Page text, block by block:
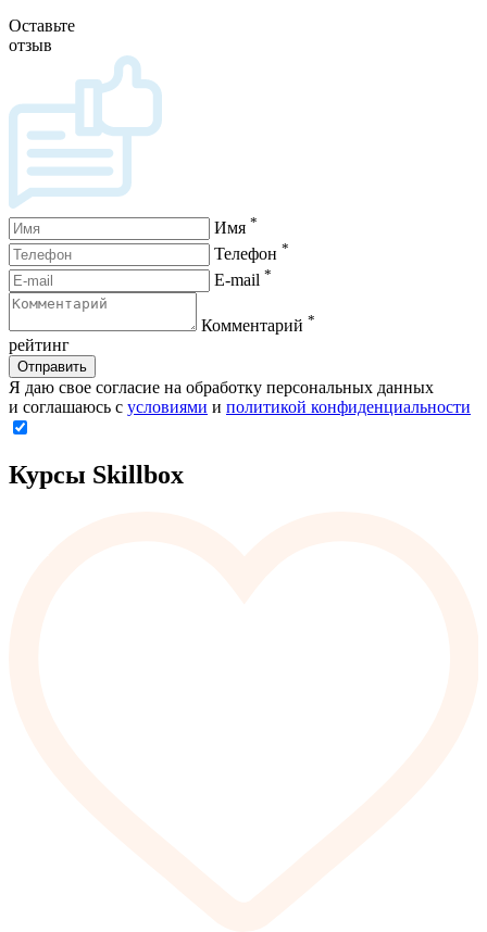
Оставьте
отзыв
Имя *
Телефон *
E-mail *
Комментарий *
рейтинг
Отправить
Я даю свое согласие на обработку персональных данных
и соглашаюсь с условиями и политикой конфиденциальности
Курсы Skillbox